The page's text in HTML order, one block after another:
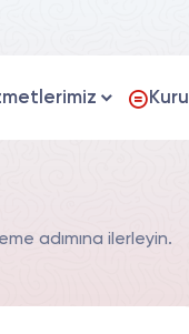
adımına ilerleyin.